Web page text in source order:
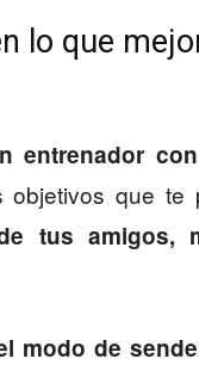
lo que
entrenador
que te
tus amigos,
modo de